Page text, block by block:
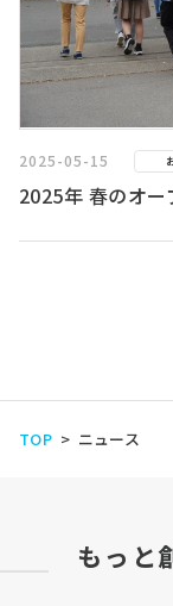
2025-05-15
2025年 春のオ
TOP ニュース
もっと